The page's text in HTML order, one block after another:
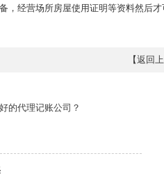
，经营场所房屋使用证明等资料然后才
【返回
的代理记账公司？